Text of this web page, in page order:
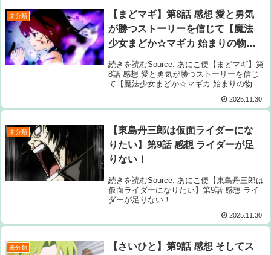
未分類
【まどマギ】第8話 感想 愛と勇気
が勝つストーリーを信じて【魔法
少女まどか☆マギカ 始まりの物語
続きを読むSource: あにこ便【まどマギ】第
8話 感想 愛と勇気が勝つストーリーを信じ
て【魔法少女まどか☆マギカ 始まりの物語
2025.11.30
未分類
【東島丹三郎は仮面ライダーにな
りたい】第9話 感想 ライダーが足
りない！
続きを読むSource: あにこ便【東島丹三郎は
仮面ライダーになりたい】第9話 感想 ライ
ダーが足りない！
2025.11.30
未分類
【さいひと】第9話 感想 そしてス